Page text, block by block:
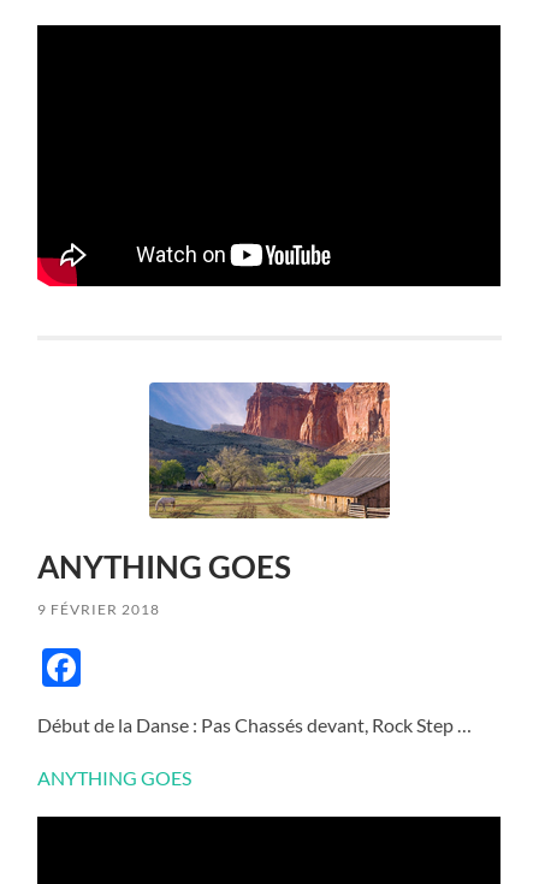
ANYTHING GOES
9 FÉVRIER 2018
Début de la Danse : Pas Chassés devant, Rock Step …
ANYTHING GOES